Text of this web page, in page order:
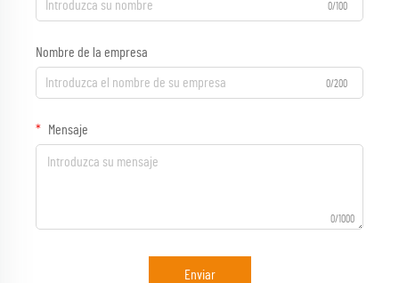
0/100
Nombre de la empresa
0/200
Mensaje
0/1000
Enviar